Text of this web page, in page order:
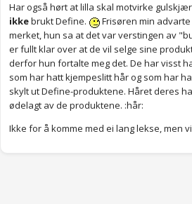
Har også hørt at lilla skal motvirke
ikkebrukt Define.
Frisøren min
merket, hun sa at det var verstingen av
er fullt klar over at de vil selge sine
derfor hun fortalte meg det. De har visst
som har hatt kjempeslitt hår og som har
skylt ut Define-produktene. Håret deres
ødelagt av de produktene. :hår:
Ikke for å komme med ei lang lekse, men